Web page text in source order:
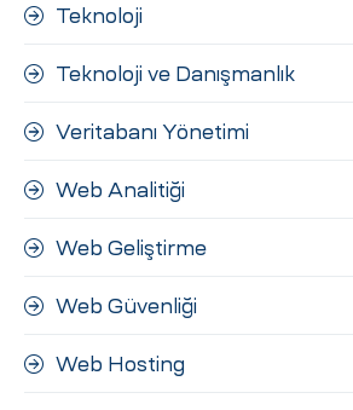
Teknoloji
Teknoloji ve Danışmanlık
Veritabanı Yönetimi
Web Analitiği
Web Geliştirme
Web Güvenliği
Web Hosting